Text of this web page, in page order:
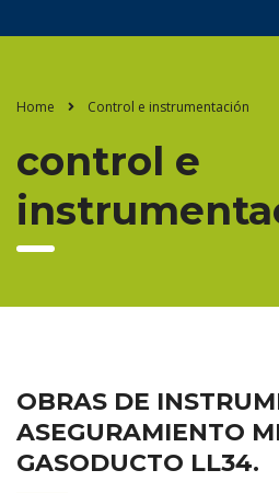
Home Control e instrumentación
control e
OBRAS DE
ASEGURAMIENTO
GASODUCTO LL34.